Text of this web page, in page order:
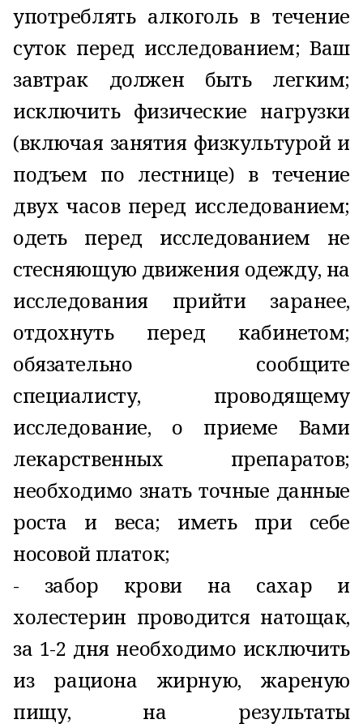
употреблять алкоголь в течение
суток перед исследованием; Ваш
завтрак должен быть легким;
исключить физические нагрузки
(включая занятия физкультурой и
подъем по лестнице) в течение
двух часов перед исследованием;
одеть перед исследованием не
стесняющую движения одежду, на
исследования прийти заранее,
отдохнуть перед кабинетом;
обязательно сообщите
специалисту, проводящему
исследование, о приеме Вами
лекарственных препаратов;
необходимо знать точные данные
роста и веса; иметь при себе
носовой платок;
- забор крови на сахар и
холестерин проводится натощак,
за 1-2 дня необходимо исключить
из рациона жирную, жареную
пищу, на результаты